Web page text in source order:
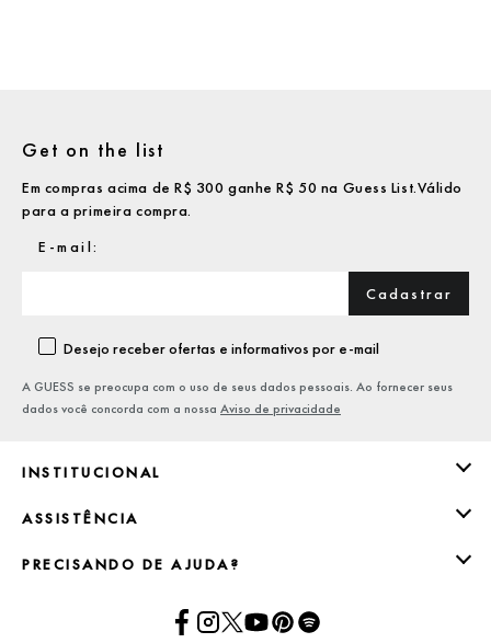
INSTITUCIONAL
ASSISTÊNCIA
PRECISANDO DE AJUDA?
Get on the list
Em compras acima de R$ 300 ganhe R$ 50 na Guess List.Válido
para a primeira compra.
Cadastrar
Desejo receber ofertas e informativos por e-mail
A GUESS se preocupa com o uso de seus dados pessoais. Ao fornecer seus
dados você concorda com a nossa Aviso de privacidade